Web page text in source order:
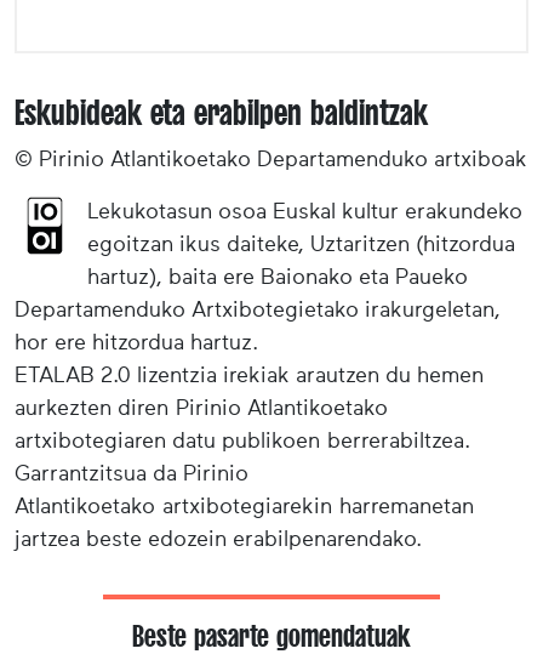
Eskubideak eta erabilpen baldintzak
© Pirinio Atlantikoetako Departamenduko artxiboak
Lekukotasun osoa Euskal kultur erakundeko
egoitzan ikus daiteke, Uztaritzen (hitzordua
hartuz), baita ere Baionako eta Paueko
Departamenduko Artxibotegietako irakurgeletan,
hor ere hitzordua hartuz.
ETALAB 2.0 lizentzia irekiak arautzen du hemen
aurkezten diren Pirinio Atlantikoetako
artxibotegiaren datu publikoen berrerabiltzea.
Garrantzitsua da Pirinio
Atlantikoetako artxibotegiarekin harremanetan
jartzea beste edozein erabilpenarendako.
Beste pasarte gomendatuak